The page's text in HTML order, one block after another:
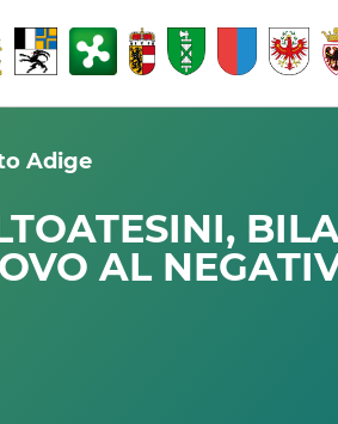
Adige
AL